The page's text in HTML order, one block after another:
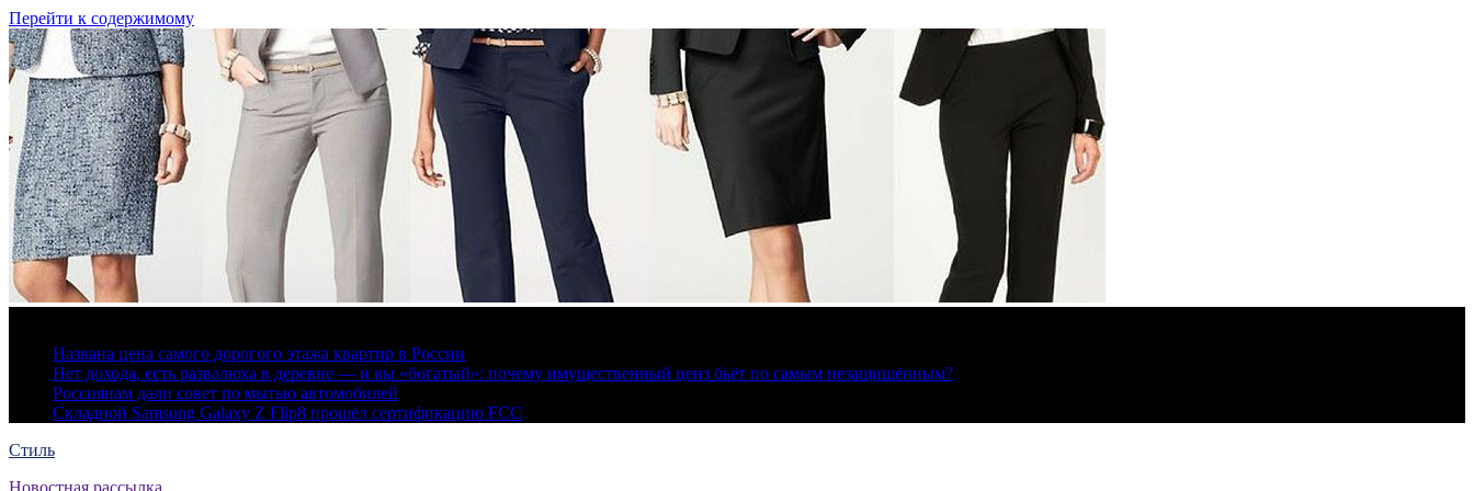
Перейти к содержимому
Названа цена самого дорогого этажа квартир в России
Нет дохода, есть развалюха в деревне — и вы «богатый»: почему имущественный ценз бьёт по самым незащищённым?
Россиянам дали совет по мытью автомобилей
Складной Samsung Galaxy Z Flip8 прошёл сертификацию FCC
Стиль
Новостная рассылка